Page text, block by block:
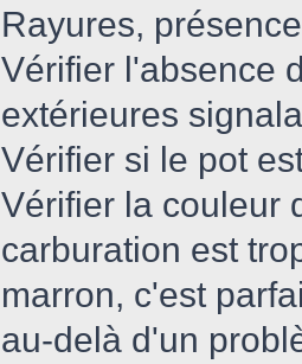
Rayures,
Vérifier l'absence
extérieures
Vérifier si le pot
Vérifier la couleur
carburation est
marron, c'est
au-delà d'un